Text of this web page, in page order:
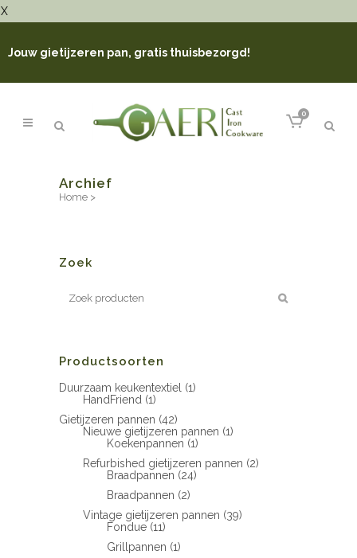
X
Jouw gietijzeren pan, gratis thuisbezorgd!
0
Archief
Home >
Zoek
Productsoorten
Duurzaam keukentextiel (1)
HandFriend (1)
Gietijzeren pannen (42)
Nieuwe gietijzeren pannen (1)
Koekenpannen (1)
Refurbished gietijzeren pannen (2)
Braadpannen (24)
Braadpannen (2)
Vintage gietijzeren pannen (39)
Fondue (11)
Grillpannen (1)